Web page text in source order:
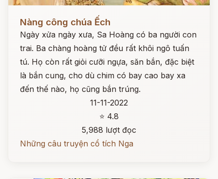
Nàng công chúa Ếch
Ngày xửa ngày xưa, Sa Hoàng có ba người con
trai. Ba chàng hoàng tử đều rất khôi ngô tuấn
tú. Họ còn rất giỏi cưỡi ngựa, săn bắn, đặc biệt
là bắn cung, cho dù chim có bay cao bay xa
đến thế nào, họ cũng bắn trúng.
11-11-2022
⭐ 4.8
5,988 lượt đọc
Những câu truyện cổ tích Nga